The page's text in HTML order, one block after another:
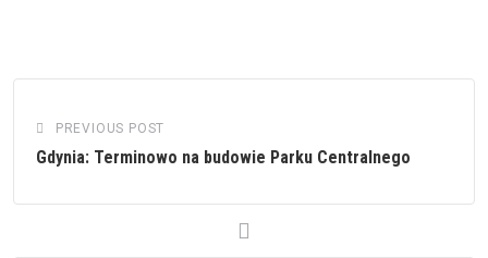
PREVIOUS POST
Gdynia: Terminowo na budowie Parku Centralnego